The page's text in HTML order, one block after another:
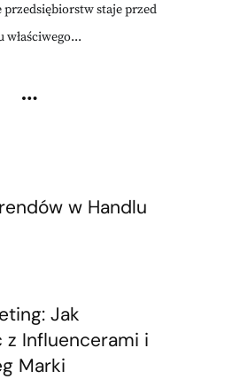
staje przed
w Handlu
Jak
z Influencerami i
Marki